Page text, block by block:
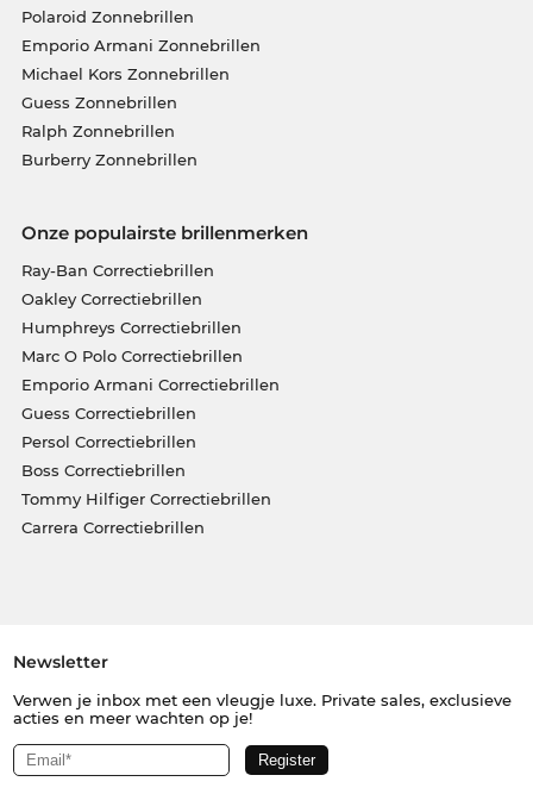
Polaroid Zonnebrillen
Emporio Armani Zonnebrillen
Michael Kors Zonnebrillen
Guess Zonnebrillen
Ralph Zonnebrillen
Burberry Zonnebrillen
Onze populairste brillenmerken
Ray-Ban Correctiebrillen
Oakley Correctiebrillen
Humphreys Correctiebrillen
Marc O Polo Correctiebrillen
Emporio Armani Correctiebrillen
Guess Correctiebrillen
Persol Correctiebrillen
Boss Correctiebrillen
Tommy Hilfiger Correctiebrillen
Carrera Correctiebrillen
Newsletter
Verwen je inbox met een vleugje luxe. Private sales, exclusieve
acties en meer wachten op je!